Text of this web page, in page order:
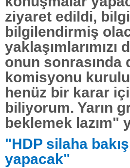
ziyaret edildi,
bilgilendirmiş
onun sonrasında
komisyonu
henüz bir karar
biliyorum. Yarın
beklemek lazım"
"HDP silaha
yapacak"